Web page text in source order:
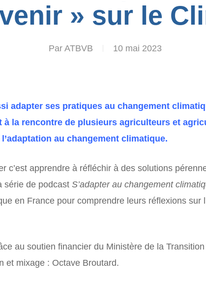
» sur le
Par ATBVB 10 mai 2023
adapter ses pratiques au changement
à la rencontre de plusieurs agriculteurs et
au changement climatique.
c’est apprendre à réfléchir à des solutions
série de podcast S’adapter au changement
en France pour comprendre leurs réflexions sur
au soutien financier du Ministère de la
et mixage : Octave Broutard.